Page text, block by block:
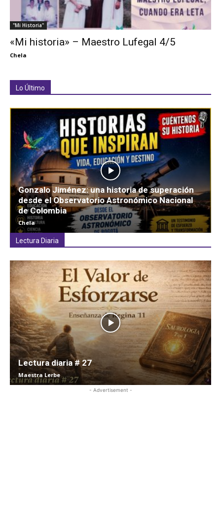
"Mi Historia"
«Mi historia» – Maestro Lufegal 4/5
Chela
Lo Último
Gonzalo Jiménez: una historia de superación
desde el Observatorio Astronómico Nacional
de Colombia
Chela
Lectura Diaria
Lectura diaria # 27
Maestra Lerbe
- Advertisement -